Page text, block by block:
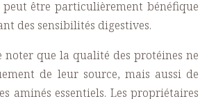
être particulièrement bénéfique
des sensibilités digestives.
que la qualité des protéines ne
de leur source, mais aussi de
aminés essentiels. Les propriétaires